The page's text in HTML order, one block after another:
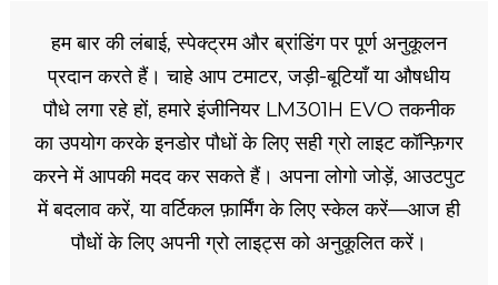
हम बार की लंबाई, स्पेक्ट्रम और ब्रांडिंग पर पूर्ण अनुकूलन
प्रदान करते हैं। चाहे आप टमाटर, जड़ी-बूटियाँ या औषधीय
पौधे लगा रहे हों, हमारे इंजीनियर LM301H EVO तकनीक
का उपयोग करके इनडोर पौधों के लिए सही ग्रो लाइट कॉन्फ़िगर
करने में आपकी मदद कर सकते हैं। अपना लोगो जोड़ें, आउटपुट
में बदलाव करें, या वर्टिकल फ़ार्मिंग के लिए स्केल करें—आज ही
पौधों के लिए अपनी ग्रो लाइट्स को अनुकूलित करें।